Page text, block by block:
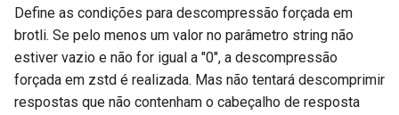
injection
iputils
jit-uuid
Define as condições para descompressão forçada em
brotli. Se pelo menos um valor no parâmetro string não
estiver vazio e não for igual a "0", a descompressão
forçada em zstd é realizada. Mas não tentará descomprimir
respostas que não contenham o cabeçalho de resposta